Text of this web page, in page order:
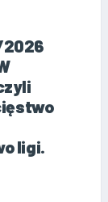
2026
ligi.